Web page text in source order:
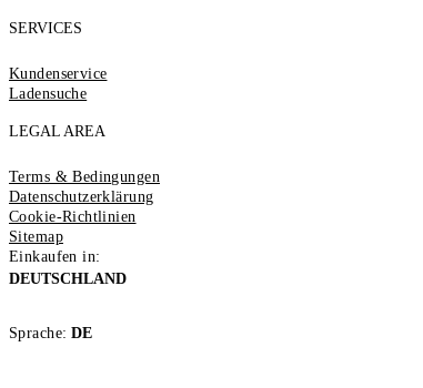
SERVICES
Kundenservice
Ladensuche
LEGAL AREA
Terms & Bedingungen
Datenschutzerklärung
Cookie-Richtlinien
Sitemap
Einkaufen in:
DEUTSCHLAND
Sprache: DE